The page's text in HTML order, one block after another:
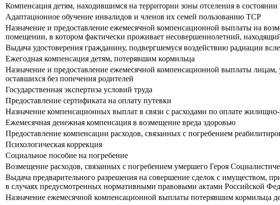
Компенсация детям, находившимся на территории зоны отселения в состоянии
Адаптационное обучение инвалидов и членов их семей пользованию ТСР
Назначение и предоставление ежемесячной компенсационной выплаты на
помещении, в котором фактически проживает несовершеннолетний,
Выдача удостоверения гражданину, подвергшемуся воздействию радиации
Ежегодная компенсация детям, потерявшим кормильца
Назначение и предоставление ежемесячной компенсационной выплаты
оставшихся без попечения родителей
Государственная экспертиза условий труда
Предоставление сертификата на оплату путевки
Назначение компенсационных выплат в связи с расходами по оплате
Ежемесячная денежная компенсация в возмещение вреда здоровью
Предоставление компенсации расходов, связанных с погребением
Психологическая коррекция
Социальное пособие на погребение
Возмещение расходов, связанных с погребением умершего Героя
Выдача предварительного разрешения на совершение сделок с имуществом,
в случаях предусмотренных нормативными правовыми актами Российской
Назначение ежемесячной компенсационной выплаты потерявшим кормильца